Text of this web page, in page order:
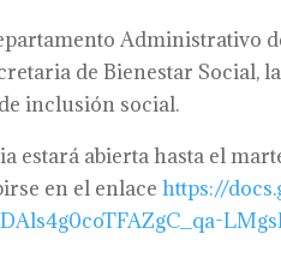
Administrativo
de Bienestar Social,
inclusión social.
estará abierta hasta el
en el enlacehttps://